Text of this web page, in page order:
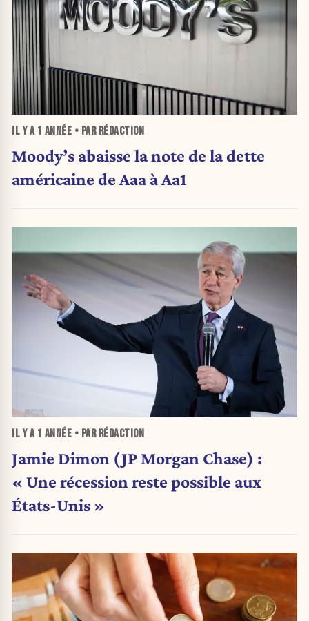
IL Y A 1 ANNÉE • PAR RÉDACTION
Moody’s abaisse la note de la dette
américaine de Aaa à Aa1
IL Y A 1 ANNÉE • PAR RÉDACTION
Jamie Dimon (JP Morgan Chase) :
« Une récession reste possible aux
États-Unis »